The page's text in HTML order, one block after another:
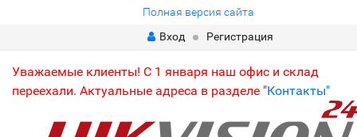
Полная версия сайта
Вход
Регистрация
Уважаемые клиенты! С 1 января наш офис и склад
переехали. Актуальные адреса в разделе "Контакты"